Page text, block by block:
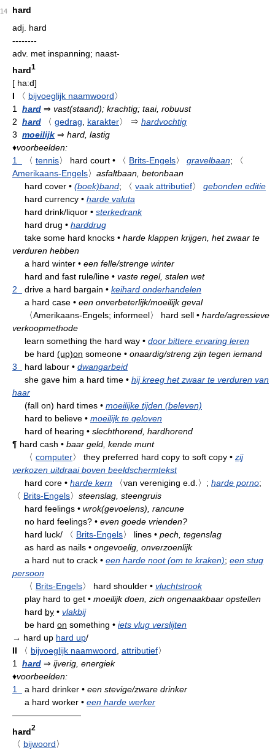
14
hard
adj. hard
--------
adv. met inspanning; naast-
hard1
[ ha:d]
I
〈 bijvoeglijk naamwoord〉
1
hard ⇒ vast(staand); krachtig; taai, robuust
2 hard 〈 gedrag karakter〉 ⇒ hardvochtig
3 moeilijk ⇒ hard, lastig
♦voorbeelden:
1
〈 tennis〉 hard court • 〈 Brits-Engels〉 gravelbaan;
〈
Amerikaans-Engels〉 asfaltbaan, betonbaan
hard cover • (boek)band; 〈 vaak attributief〉
gebonden editie
hard currency • harde valuta
hard drink/liquor • sterkedrank
hard drug • harddrug
take some hard knocks • harde klappen krijgen, het zwaar te
verduren hebben
a hard winter • een felle/strenge winter
hard and fast rule/line • vaste regel, stalen wet
2
drive a hard bargain • keihard onderhandelen
a hard case • een onverbeterlijk/moeilijk geval
〈Amerikaans-Engels; informeel〉 hard sell • harde/agressieve
verkoopmethode
learn something the hard way • door bittere ervaring leren
be hard (up)on someone • onaardig/streng zijn tegen iemand
3
hard labour • dwangarbeid
she gave him a hard time • hij kreeg het zwaar te verduren van
haar
(fall on) hard times • moeilijke tijden (beleven)
hard to believe • moeilijk te geloven
hard of hearing • slechthorend, hardhorend
¶ hard cash • baar geld, kende munt
〈 computer〉 they preferred hard copy to soft copy • zij
verkozen uitdraai boven beeldschermtekst
hard core • harde kern 〈van vereniging e.d.〉 ; harde porno;
〈 Brits-Engels〉 steenslag, steengruis
hard feelings • wrok(gevoelens), rancune
no hard feelings? • even goede vrienden?
hard luck/
〈 Brits-Engels〉 lines • pech, tegenslag
as hard as nails • ongevoelig, onverzoenlijk
a hard nut to crack • een harde noot (om te kraken); een stug
persoon
〈 Brits-Engels〉 hard shoulder • vluchtstrook
play hard to get • moeilijk doen, zich ongenaakbaar opstellen
hard by • vlakbij
be hard on something • iets vlug verslijten
→ hard up hard up/
II
〈 bijvoeglijk naamwoord attributief〉
1
hard ⇒ ijverig, energiek
♦voorbeelden:
1
a hard drinker • een stevige/zware drinker
a hard worker • een harde werker
————————
hard2
〈 bijwoord〉